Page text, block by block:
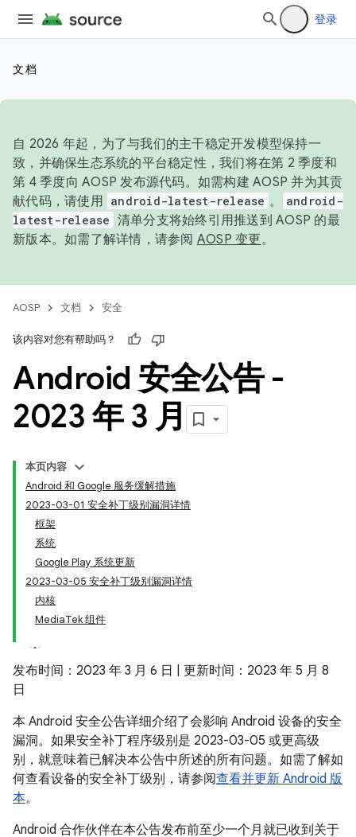
登录
文档
自 2026 年起，为了与我们的主干稳定开发模型保持一
致，并确保生态系统的平台稳定性，我们将在第 2 季度和
第 4 季度向 AOSP 发布源代码。如需构建 AOSP 并为其贡
献代码，请使用 android-latest-release 。
android-
latest-release 清单分支将始终引用推送到 AOSP 的最
新版本。如需了解详情，请参阅 AOSP 变更。
AOSP 文档 安全
该内容对您有帮助吗？
Android 安全公告 -
2023 年 3 月
本页内容
Android 和 Google 服务缓解措施
2023-03-01 安全补丁级别漏洞详情
框架
系统
Google Play 系统更新
2023-03-05 安全补丁级别漏洞详情
内核
MediaTek 组件
发布时间：2023 年 3 月 6 日 | 更新时间：2023 年 5 月 8
日
本 Android 安全公告详细介绍了会影响 Android 设备的安全
漏洞。如果安全补丁程序级别是 2023-03-05 或更高级
别，就意味着已解决本公告中所述的所有问题。如需了解如
何查看设备的安全补丁级别，请参阅查看并更新 Android 版
本。
Android 合作伙伴在本公告发布前至少一个月就已收到关于